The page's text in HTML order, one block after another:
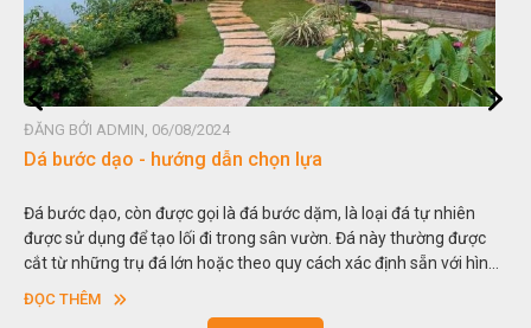
ADMIN, 06/08/2024
dạo - hướng dẫn chọn lựa
dạo, còn được gọi là đá bước dặm, là loại đá tự nhiên
dụng để tạo lối đi trong sân vườn. Đá này thường được
trụ đá lớn hoặc theo quy cách xác định sẵn với hình
hình chữ nhật và có độ dày khác nhau.
Hòn non
thu nhỏ,
trong các